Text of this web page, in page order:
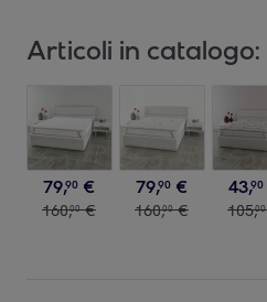
Articoli in catalogo:
79,90 €
160,00 €
79,90 €
160,00 €
43,90
105,00